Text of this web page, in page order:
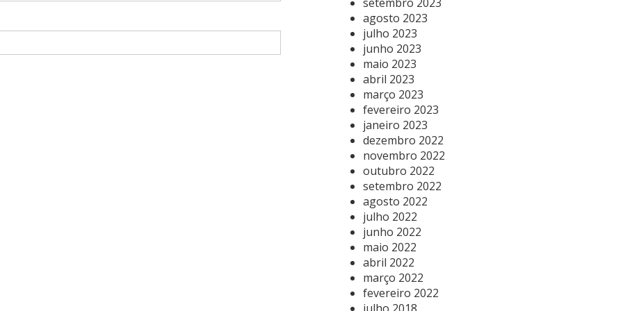
agosto 2023
julho 2023
junho 2023
maio 2023
abril 2023
março 2023
fevereiro 2023
janeiro 2023
dezembro 2022
novembro 2022
outubro 2022
setembro 2022
agosto 2022
julho 2022
junho 2022
maio 2022
abril 2022
março 2022
fevereiro 2022